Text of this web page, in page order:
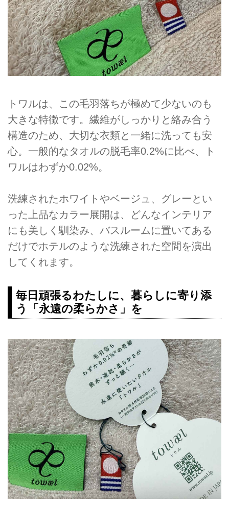
トワルは、この毛羽落ちが極めて少ないのも
大きな特徴です。繊維がしっかりと絡み合う
構造のため、大切な衣類と一緒に洗っても安
心。一般的なタオルの脱毛率0.2%に比べ、ト
ワルはわずか0.02%。
洗練されたホワイトやベージュ、グレーとい
った上品なカラー展開は、どんなインテリア
にも美しく馴染み、バスルームに置いてある
だけでホテルのような洗練された空間を演出
してくれます。
毎日頑張るわたしに、暮らしに寄り添
う「永遠の柔らかさ」を